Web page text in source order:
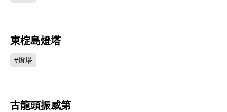
東椗島燈塔
#燈塔
古龍頭振威第